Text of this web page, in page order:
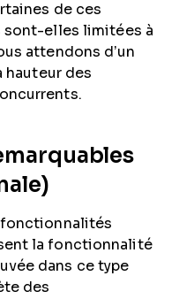
de ces
elles limitées à
attendons d’un
hauteur des
fonctionnalités
la fonctionnalité
dans ce type
des